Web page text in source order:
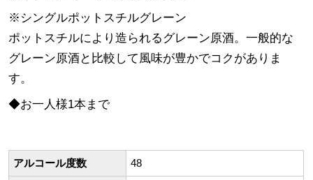
※シングルポットスチルグレーン
ポットスチルにより造られるグレーン原酒。一般的な
グレーン原酒と比較して風味が豊かでコクがありま
す。
◆お一人様1本まで
アルコール度数 48